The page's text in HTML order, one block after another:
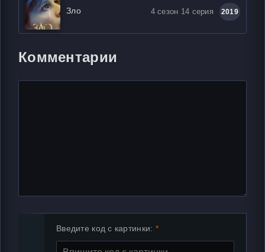
Зло 4 сезон 14 серия 2019
Комментарии
Введите код с картинки: